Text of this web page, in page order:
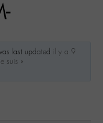
last updated il y a 9
suis »